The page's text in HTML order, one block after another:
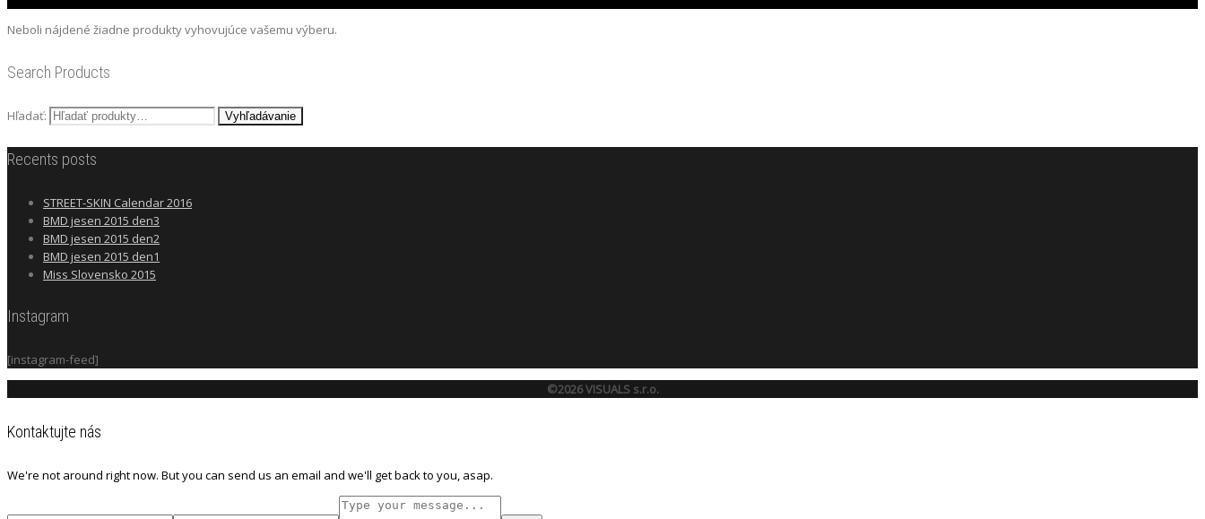
Neboli nájdené žiadne produkty vyhovujúce vašemu výberu.
Search Products
Hľadať:
Recents posts
STREET-SKIN Calendar 2016
BMD jesen 2015 den3
BMD jesen 2015 den2
BMD jesen 2015 den1
Miss Slovensko 2015
Instagram
[instagram-feed]
©2026 VISUALS s.r.o.
Kontaktujte nás
We're not around right now. But you can send us an email and we'll get back to you, asap.